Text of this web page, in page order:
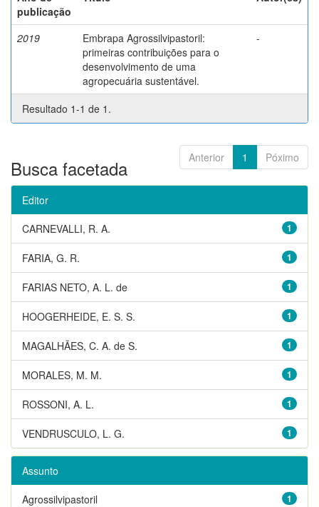
publicação
2019
Embrapa Agrossilvipastoril:
primeiras contribuições para o
desenvolvimento de uma
agropecuária sustentável.
-
Resultado 1-1 de 1.
Anterior 1 Póximo
Busca facetada
Editor
1
CARNEVALLI, R. A.
1
FARIA, G. R.
1
FARIAS NETO, A. L. de
1
HOOGERHEIDE, E. S. S.
1
MAGALHÃES, C. A. de S.
1
MORALES, M. M.
1
ROSSONI, A. L.
1
VENDRUSCULO, L. G.
Assunto
1
Agrossilvipastoril